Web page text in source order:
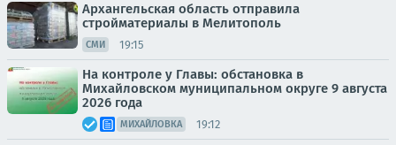
Архангельская область отправила
стройматериалы в Мелитополь
СМИ 19:15
На контроле у Главы: обстановка в
Михайловском муниципальном округе 9 августа
2026 года
МИХАЙЛОВКА 19:12